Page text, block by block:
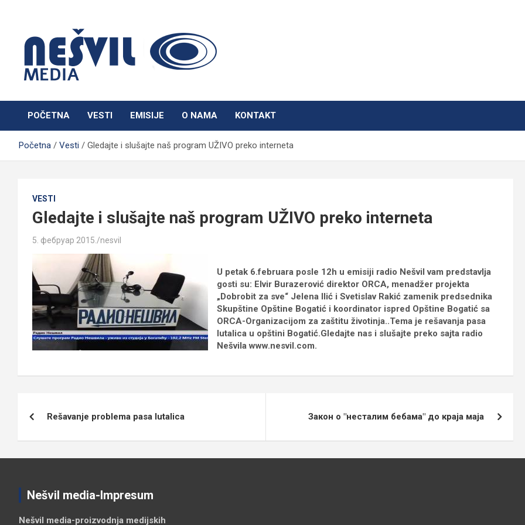
Nešvil Media Bogatić
POČETNA VESTI EMISIJE O NAMA KONTAKT
Početna Vesti Gledajte i slušajte naš program UŽIVO preko interneta
VESTI
Gledajte i slušajte naš program UŽIVO preko interneta
5. фебруар 2015. nesvil
U petak 6.februara posle 12h u emisiji radio Nešvil vam predstavlja
gosti su: Elvir Burazerović direktor ORCA, menadžer projekta
„Dobrobit za sve“ Jelena Ilić i Svetislav Rakić zamenik predsednika
Skupštine Opštine Bogatić i koordinator ispred Opštine Bogatić sa
ORCA-Organizacijom za zaštitu životinja..Tema je rešavanja pasa
lutalica u opštini Bogatić.Gledajte nas i slušajte preko sajta radio
Nešvila www.nesvil.com.
Rešavanje problema pasa lutalica Закон о "несталим бебама" до краја маја
Nešvil media-Impresum
Nešvil media-proizvodnja medijskih